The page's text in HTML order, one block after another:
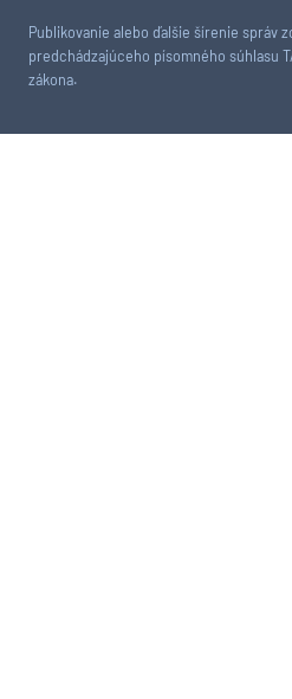
Publikovanie alebo ďalšie šírenie správ
predchádzajúceho písomného súhlasu
zákona.